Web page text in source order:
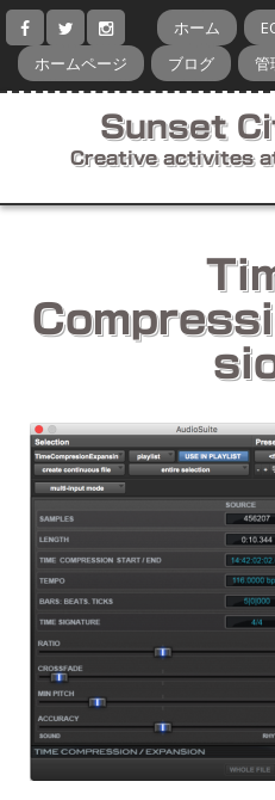
コ
ッ
ホーム
ホームページ
ブログ 管
Sunset
Creative activites